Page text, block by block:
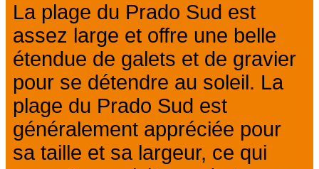
La plage du Prado Sud est
assez large et offre une belle
étendue de galets et de gravier
pour se détendre au soleil. La
plage du Prado Sud est
généralement appréciée pour
sa taille et sa largeur, ce qui